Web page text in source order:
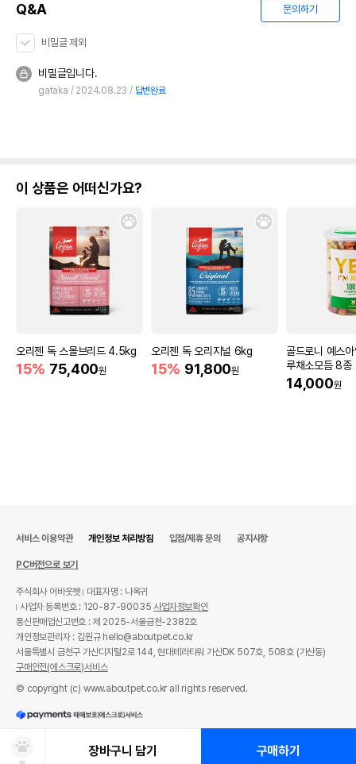
Q&A 문의하기
비밀글 제외
비밀글입니다.
gataka 2024.08.23 답변완료
이 상품은 어떠신가요?
오리젠 독 스몰브리드 4.5kg
15% 75,400원
오리젠 독 오리지널 6kg
15% 91,800원
골드로니 예스
루채소모듬 8종
14,000원
장바구니 담기 구매하기
서비스 이용약관 개인정보 처리방침 입점/제휴 문의 공지사항
PC버전으로 보기
주식회사 어바웃펫
대표자명 : 나옥귀
사업자 등록번호 : 120-87-90035사업자정보확인
통신판매업신고번호 : 제 2025-서울금천-2382호
개인정보관리자 : 김원규 hello@aboutpet.co.kr
서울특별시 금천구 가산디지털2로 144, 현대테라타워 가산DK 507호, 508호 (가산동)
구매안전(에스크로)서비스
© copyright (c) www.aboutpet.co.kr all rights reserved.